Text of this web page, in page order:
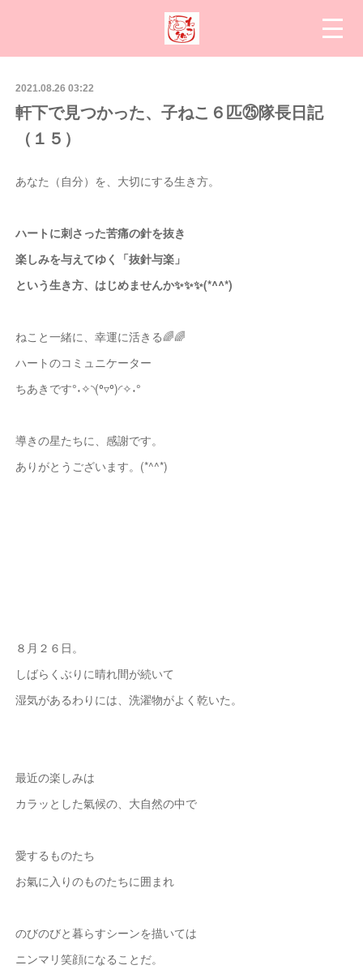
2021.08.26 03:22
軒下で見つかった、子ねこ６匹㉕隊長日記
（１５）
あなた（自分）を、大切にする生き方。
ハートに刺さった苦痛の針を抜き
楽しみを与えてゆく「抜針与楽」
という生き方、はじめませんか✨✨✨(*^^*)
ねこと一緒に、幸運に活きる🌈🌈
ハートのコミュニケーター
ちあきです°˖✧◝(⁰▿⁰)◜✧˖°
導きの星たちに、感謝です。
ありがとうございます。(*^^*)
８月２６日。
しばらくぶりに晴れ間が続いて
湿気があるわりには、洗濯物がよく乾いた。
最近の楽しみは
カラッとした氣候の、大自然の中で
愛するものたち
お氣に入りのものたちに囲まれ
のびのびと暮らすシーンを描いては
ニンマリ笑顔になることだ。